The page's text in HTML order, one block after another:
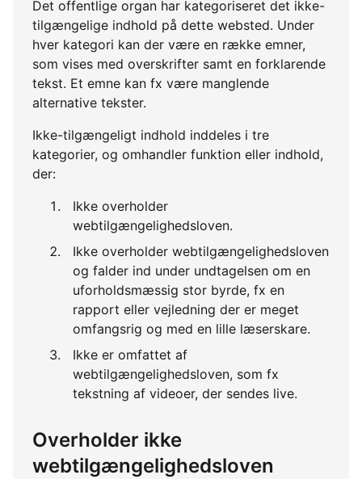
Det offentlige organ har kategoriseret det ikke-
tilgængelige indhold på dette websted. Under
hver kategori kan der være en række emner,
som vises med overskrifter samt en forklarende
tekst. Et emne kan fx være manglende
alternative tekster.
Ikke-tilgængeligt indhold inddeles i tre
kategorier, og omhandler funktion eller indhold,
der:
Ikke overholder
webtilgængelighedsloven.
Ikke overholder webtilgængelighedsloven
og falder ind under undtagelsen om en
uforholdsmæssig stor byrde, fx en
rapport eller vejledning der er meget
omfangsrig og med en lille læserskare.
Ikke er omfattet af
webtilgængelighedsloven, som fx
tekstning af videoer, der sendes live.
Overholder ikke
webtilgængelighedsloven